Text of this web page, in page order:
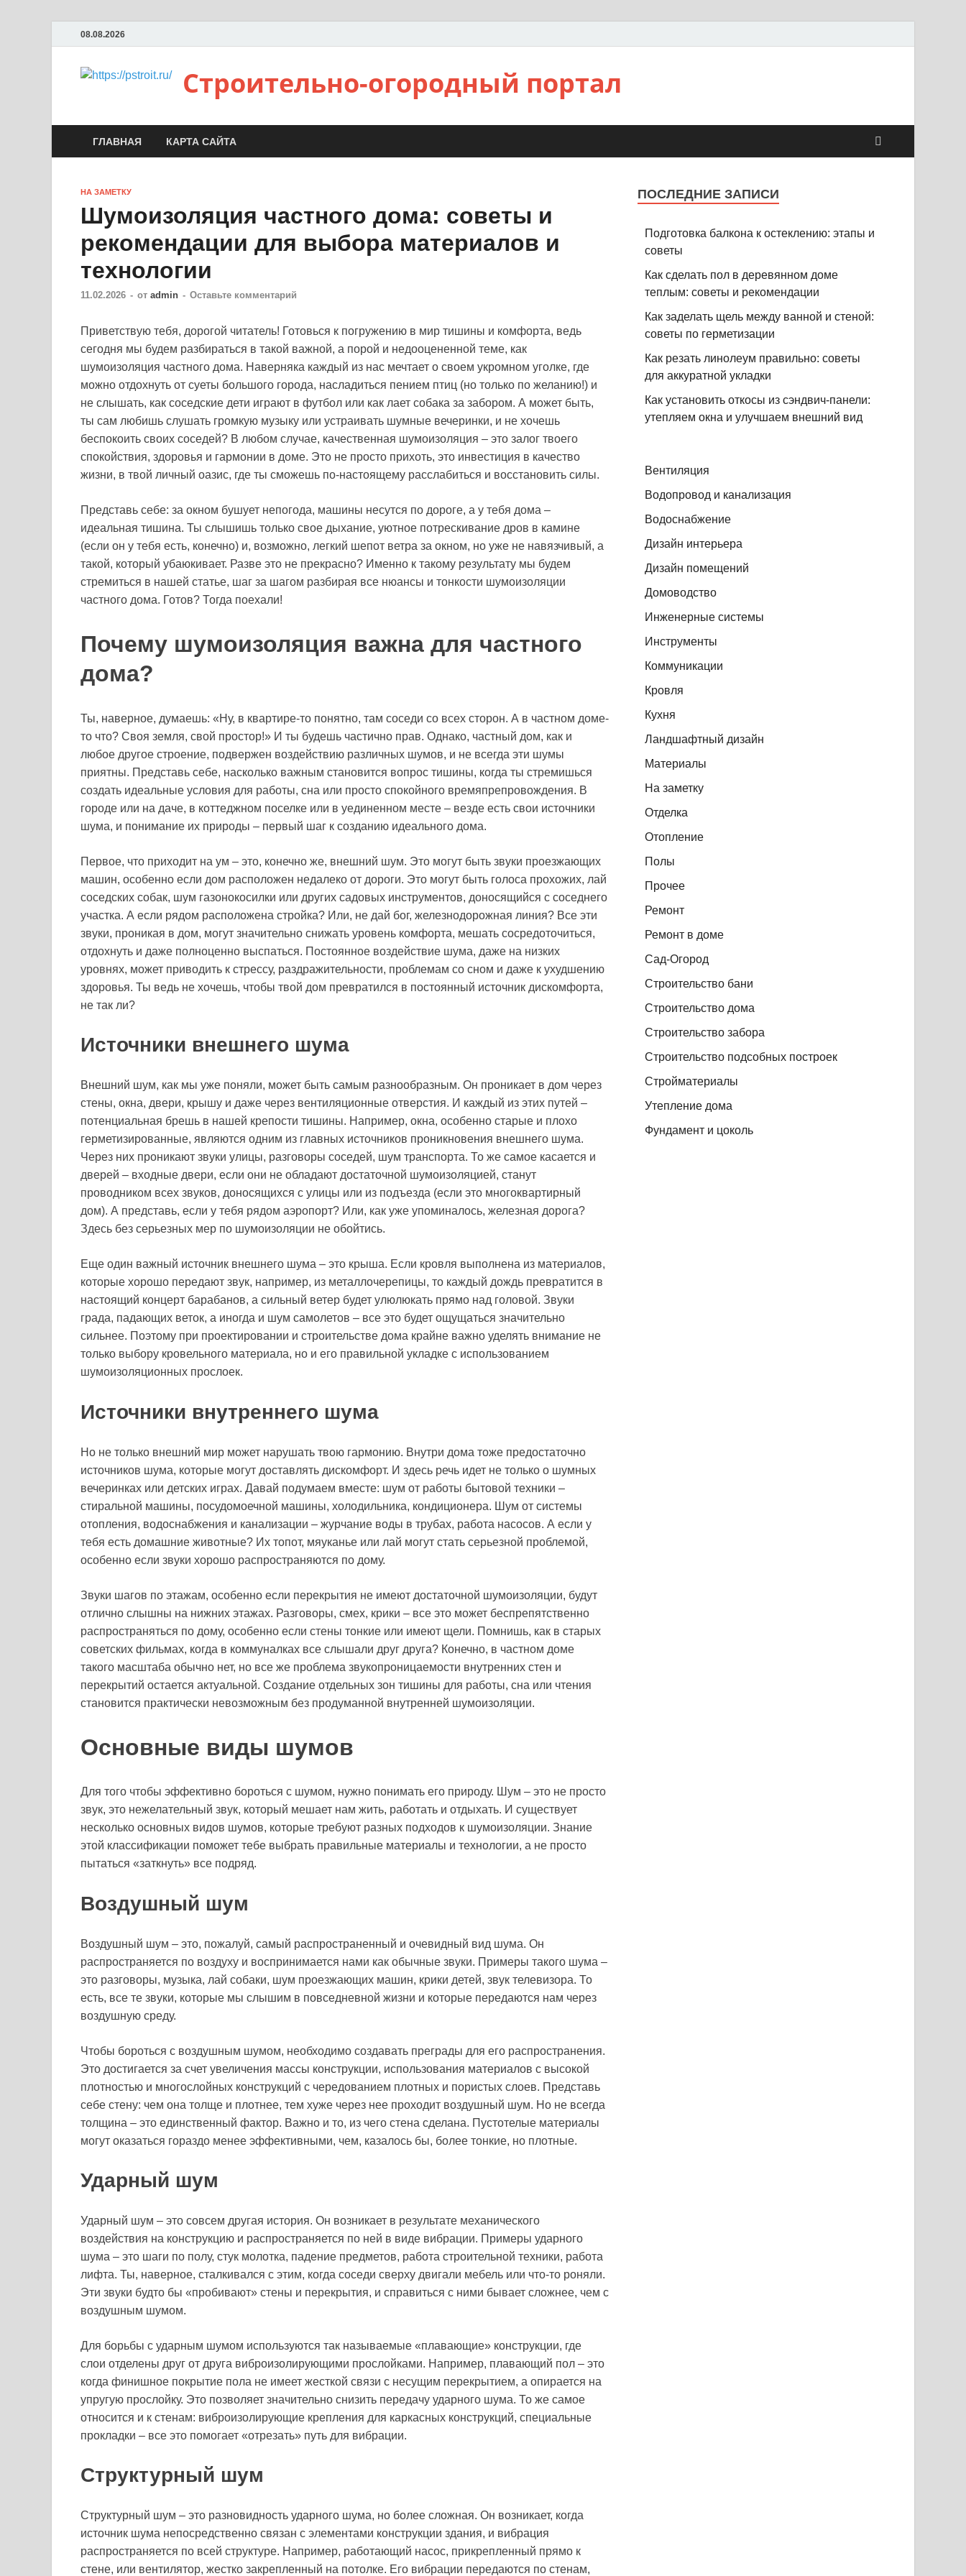
08.08.2026
Строительно-огородный портал
ГЛАВНАЯ КАРТА САЙТА
НА ЗАМЕТКУ
Шумоизоляция частного дома: советы и
рекомендации для выбора материалов и
технологии
11.02.2026 - от admin - Оставьте комментарий
Приветствую тебя, дорогой читатель! Готовься к погружению в мир тишины и комфорта, ведь
сегодня мы будем разбираться в такой важной, а порой и недооцененной теме, как
шумоизоляция частного дома. Наверняка каждый из нас мечтает о своем укромном уголке, где
можно отдохнуть от суеты большого города, насладиться пением птиц (но только по желанию!) и
не слышать, как соседские дети играют в футбол или как лает собака за забором. А может быть,
ты сам любишь слушать громкую музыку или устраивать шумные вечеринки, и не хочешь
беспокоить своих соседей? В любом случае, качественная шумоизоляция – это залог твоего
спокойствия, здоровья и гармонии в доме. Это не просто прихоть, это инвестиция в качество
жизни, в твой личный оазис, где ты сможешь по-настоящему расслабиться и восстановить силы.
Представь себе: за окном бушует непогода, машины несутся по дороге, а у тебя дома –
идеальная тишина. Ты слышишь только свое дыхание, уютное потрескивание дров в камине
(если он у тебя есть, конечно) и, возможно, легкий шепот ветра за окном, но уже не навязчивый, а
такой, который убаюкивает. Разве это не прекрасно? Именно к такому результату мы будем
стремиться в нашей статье, шаг за шагом разбирая все нюансы и тонкости шумоизоляции
частного дома. Готов? Тогда поехали!
Почему шумоизоляция важна для частного
дома?
Ты, наверное, думаешь: «Ну, в квартире-то понятно, там соседи со всех сторон. А в частном доме-
то что? Своя земля, свой простор!» И ты будешь частично прав. Однако, частный дом, как и
любое другое строение, подвержен воздействию различных шумов, и не всегда эти шумы
приятны. Представь себе, насколько важным становится вопрос тишины, когда ты стремишься
создать идеальные условия для работы, сна или просто спокойного времяпрепровождения. В
городе или на даче, в коттеджном поселке или в уединенном месте – везде есть свои источники
шума, и понимание их природы – первый шаг к созданию идеального дома.
Первое, что приходит на ум – это, конечно же, внешний шум. Это могут быть звуки проезжающих
машин, особенно если дом расположен недалеко от дороги. Это могут быть голоса прохожих, лай
соседских собак, шум газонокосилки или других садовых инструментов, доносящийся с соседнего
участка. А если рядом расположена стройка? Или, не дай бог, железнодорожная линия? Все эти
звуки, проникая в дом, могут значительно снижать уровень комфорта, мешать сосредоточиться,
отдохнуть и даже полноценно выспаться. Постоянное воздействие шума, даже на низких
уровнях, может приводить к стрессу, раздражительности, проблемам со сном и даже к ухудшению
здоровья. Ты ведь не хочешь, чтобы твой дом превратился в постоянный источник дискомфорта,
не так ли?
Источники внешнего шума
Внешний шум, как мы уже поняли, может быть самым разнообразным. Он проникает в дом через
стены, окна, двери, крышу и даже через вентиляционные отверстия. И каждый из этих путей –
потенциальная брешь в нашей крепости тишины. Например, окна, особенно старые и плохо
герметизированные, являются одним из главных источников проникновения внешнего шума.
Через них проникают звуки улицы, разговоры соседей, шум транспорта. То же самое касается и
дверей – входные двери, если они не обладают достаточной шумоизоляцией, станут
проводником всех звуков, доносящихся с улицы или из подъезда (если это многоквартирный
дом). А представь, если у тебя рядом аэропорт? Или, как уже упоминалось, железная дорога?
Здесь без серьезных мер по шумоизоляции не обойтись.
Еще один важный источник внешнего шума – это крыша. Если кровля выполнена из материалов,
которые хорошо передают звук, например, из металлочерепицы, то каждый дождь превратится в
настоящий концерт барабанов, а сильный ветер будет улюлюкать прямо над головой. Звуки
града, падающих веток, а иногда и шум самолетов – все это будет ощущаться значительно
сильнее. Поэтому при проектировании и строительстве дома крайне важно уделять внимание не
только выбору кровельного материала, но и его правильной укладке с использованием
шумоизоляционных прослоек.
Источники внутреннего шума
Но не только внешний мир может нарушать твою гармонию. Внутри дома тоже предостаточно
источников шума, которые могут доставлять дискомфорт. И здесь речь идет не только о шумных
вечеринках или детских играх. Давай подумаем вместе: шум от работы бытовой техники –
стиральной машины, посудомоечной машины, холодильника, кондиционера. Шум от системы
отопления, водоснабжения и канализации – журчание воды в трубах, работа насосов. А если у
тебя есть домашние животные? Их топот, мяуканье или лай могут стать серьезной проблемой,
особенно если звуки хорошо распространяются по дому.
Звуки шагов по этажам, особенно если перекрытия не имеют достаточной шумоизоляции, будут
отлично слышны на нижних этажах. Разговоры, смех, крики – все это может беспрепятственно
распространяться по дому, особенно если стены тонкие или имеют щели. Помнишь, как в старых
советских фильмах, когда в коммуналках все слышали друг друга? Конечно, в частном доме
такого масштаба обычно нет, но все же проблема звукопроницаемости внутренних стен и
перекрытий остается актуальной. Создание отдельных зон тишины для работы, сна или чтения
становится практически невозможным без продуманной внутренней шумоизоляции.
Основные виды шумов
Для того чтобы эффективно бороться с шумом, нужно понимать его природу. Шум – это не просто
звук, это нежелательный звук, который мешает нам жить, работать и отдыхать. И существует
несколько основных видов шумов, которые требуют разных подходов к шумоизоляции. Знание
этой классификации поможет тебе выбрать правильные материалы и технологии, а не просто
пытаться «заткнуть» все подряд.
Воздушный шум
Воздушный шум – это, пожалуй, самый распространенный и очевидный вид шума. Он
распространяется по воздуху и воспринимается нами как обычные звуки. Примеры такого шума –
это разговоры, музыка, лай собаки, шум проезжающих машин, крики детей, звук телевизора. То
есть, все те звуки, которые мы слышим в повседневной жизни и которые передаются нам через
воздушную среду.
Чтобы бороться с воздушным шумом, необходимо создавать преграды для его распространения.
Это достигается за счет увеличения массы конструкции, использования материалов с высокой
плотностью и многослойных конструкций с чередованием плотных и пористых слоев. Представь
себе стену: чем она толще и плотнее, тем хуже через нее проходит воздушный шум. Но не всегда
толщина – это единственный фактор. Важно и то, из чего стена сделана. Пустотелые материалы
могут оказаться гораздо менее эффективными, чем, казалось бы, более тонкие, но плотные.
Ударный шум
Ударный шум – это совсем другая история. Он возникает в результате механического
воздействия на конструкцию и распространяется по ней в виде вибрации. Примеры ударного
шума – это шаги по полу, стук молотка, падение предметов, работа строительной техники, работа
лифта. Ты, наверное, сталкивался с этим, когда соседи сверху двигали мебель или что-то роняли.
Эти звуки будто бы «пробивают» стены и перекрытия, и справиться с ними бывает сложнее, чем с
воздушным шумом.
Для борьбы с ударным шумом используются так называемые «плавающие» конструкции, где
слои отделены друг от друга виброизолирующими прослойками. Например, плавающий пол – это
когда финишное покрытие пола не имеет жесткой связи с несущим перекрытием, а опирается на
упругую прослойку. Это позволяет значительно снизить передачу ударного шума. То же самое
относится и к стенам: виброизолирующие крепления для каркасных конструкций, специальные
прокладки – все это помогает «отрезать» путь для вибрации.
Структурный шум
Структурный шум – это разновидность ударного шума, но более сложная. Он возникает, когда
источник шума непосредственно связан с элементами конструкции здания, и вибрация
распространяется по всей структуре. Например, работающий насос, прикрепленный прямо к
стене, или вентилятор, жестко закрепленный на потолке. Его вибрации передаются по стенам,
ПОСЛЕДНИЕ ЗАПИСИ
Подготовка балкона к остеклению: этапы и
советы
Как сделать пол в деревянном доме
теплым: советы и рекомендации
Как заделать щель между ванной и стеной:
советы по герметизации
Как резать линолеум правильно: советы
для аккуратной укладки
Как установить откосы из сэндвич-панели:
утепляем окна и улучшаем внешний вид
Вентиляция
Водопровод и канализация
Водоснабжение
Дизайн интерьера
Дизайн помещений
Домоводство
Инженерные системы
Инструменты
Коммуникации
Кровля
Кухня
Ландшафтный дизайн
Материалы
На заметку
Отделка
Отопление
Полы
Прочее
Ремонт
Ремонт в доме
Сад-Огород
Строительство бани
Строительство дома
Строительство забора
Строительство подсобных построек
Стройматериалы
Утепление дома
Фундамент и цоколь